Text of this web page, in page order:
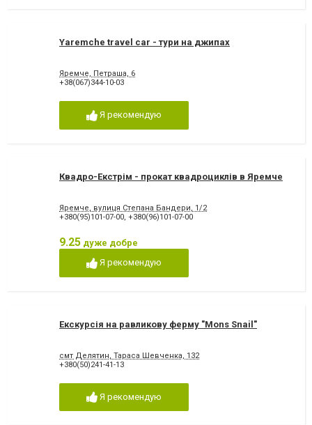
Yaremche travel car - тури на джипах
Яремче, Петраша, 6
+38(067)344-10-03
Я рекомендую
Квадро-Екстрім - прокат квадроциклів в Яремче
Яремче, вулиця Степана Бандери, 1/2
+380(95)101-07-00, +380(96)101-07-00
9.25 дуже добре
Я рекомендую
Екскурсія на равликову ферму "Mons Snail"
смт Делятин, Тараса Шевченка, 132
+380(50)241-41-13
Я рекомендую